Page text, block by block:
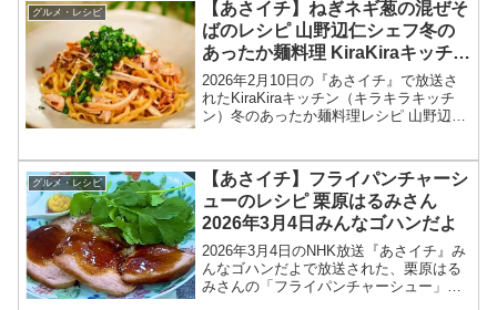
はふっくら、菜...
グルメ・レシピ
【あさイチ】ねぎネギ葱の混ぜそ
ばのレシピ 山野辺仁シェフ冬の
あったか麺料理 KiraKiraキッチン
2026年2月10日
2026年2月10日の『あさイチ』で放送さ
れたKiraKiraキッチン（キラキラキッチ
ン）冬のあったか麺料理レシピ 山野辺仁
「あさイチ」では、KiraKiraキッチンで...
グルメ・レシピ
【あさイチ】フライパンチャーシ
ューのレシピ 栗原はるみさん
2026年3月4日みんなゴハンだよ
2026年3月4日のNHK放送『あさイチ』み
んなゴハンだよで放送された、栗原はる
みさんの「フライパンチャーシュー」の